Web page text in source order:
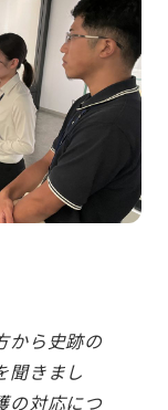
から史跡の
聞きまし
の対応につ